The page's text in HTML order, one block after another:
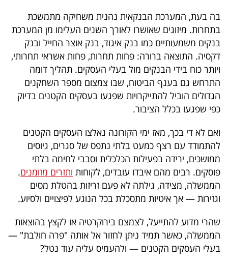
בה בעת, המערכת הבנקאית נהנית משחיקה מתמשכת
בתחרות. מיזוגים שאושרו לאורך השנים העלימו מן המערכת
בנקים משמעותיים כמו בנק איגוד, בנק אוצר החייל ובנק
דקסיה. התוצאה ברורה: פחות תחרות, פחות אשראי תחרותי,
ויותר כוח בידי הבנקים מול בעלי העסקים. תהליך דומה
התרחש גם בענף הביטוח, שבו צמצום מספר השחקנים
הגדולים הוביל להתייקרויות שפגעו בעסקים הקטנים בדיוק
כפי שפגעו בכלל הציבור.
ואם לא די בכך, מאז ימי הקורונה נאלצו העסקים הקטנים
להתמודד עם רצף כמעט בלתי נתפס של סגרים, גיוסים
ממושכים, ירידה בפעילות הכלכלית וסבבי לחימה בלתי
פוסקים. רבים מהם איבדו עובדים, לקוחות ותזרים מזומנים.
הממשלה, מצידה, גילתה לא פעם זריזות בהטלת מסים
וגזירות — אך איטיות מתסכלת בכל הנוגע לפיצויים ולסיוע.
שהרי מדוע להתייעל, לצמצם בירוקרטיה או לקצץ בהוצאות
הממשלה, כאשר תמיד ניתן לחזור אל אותה "פרה חולבת" —
בעלי העסקים הקטנים — ולהעמיס עליה עוד נטל?